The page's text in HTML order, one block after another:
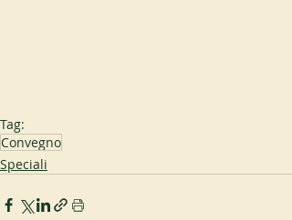
Tag:
Convegno
Speciali